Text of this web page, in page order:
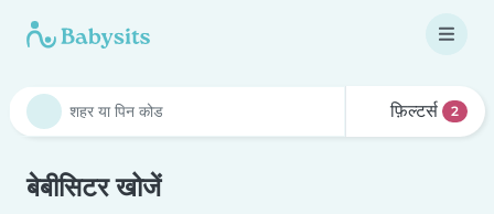
फ़िल्टर्स 2
बेबीसिटर खोजें